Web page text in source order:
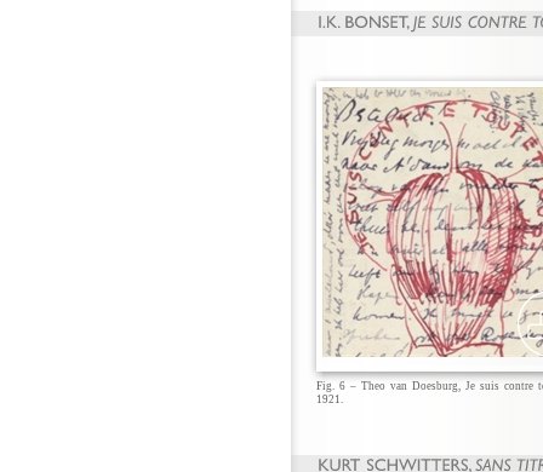
Fig. 6 – Theo van Doesburg, Je suis contre
1921.